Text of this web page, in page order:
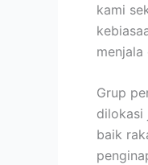
kami
Grup
dilokasi
baik